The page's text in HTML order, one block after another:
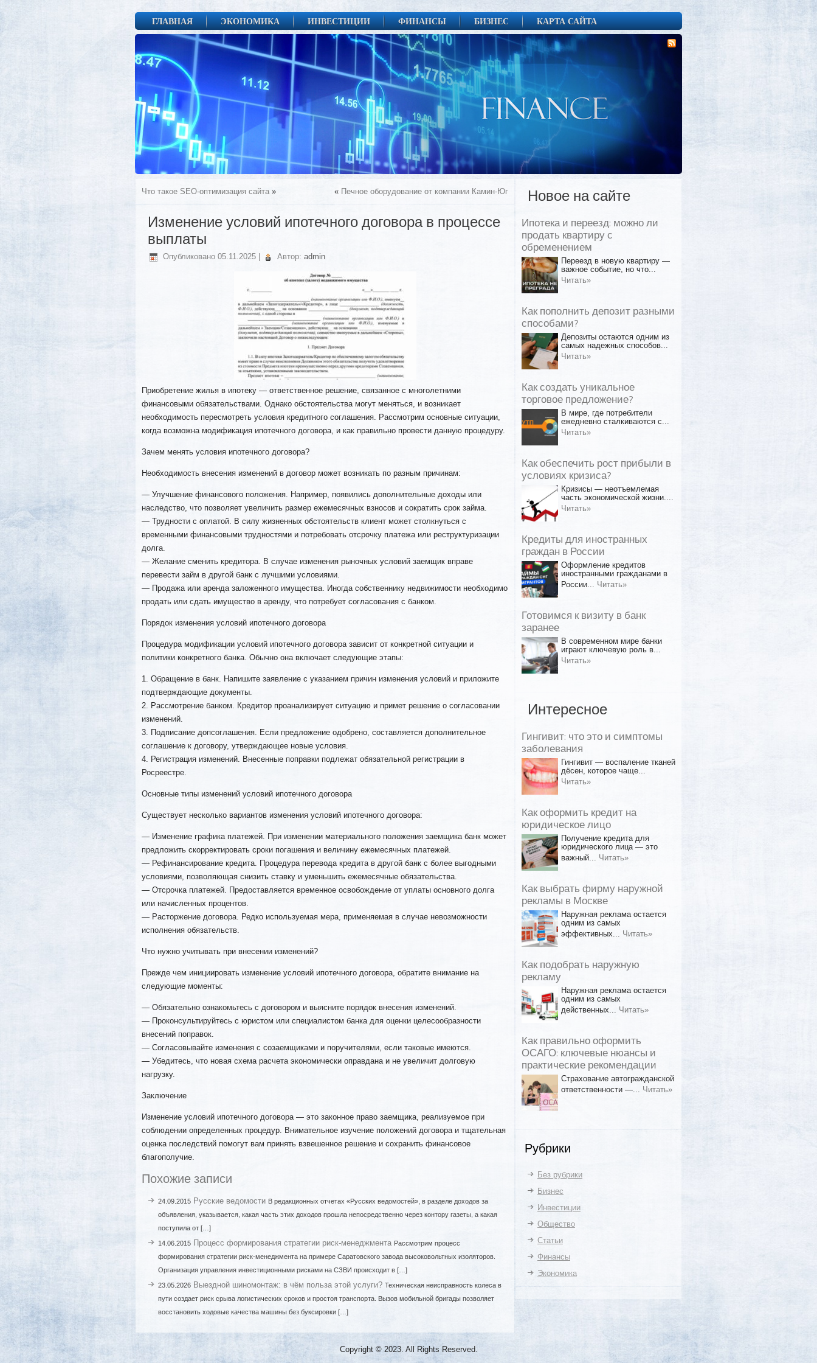
ГЛАВНАЯ ЭКОНОМИКА ИНВЕСТИЦИИ ФИНАНСЫ БИЗНЕС КАРТА САЙТА
Что такое SEO-оптимизация сайта » « Печное оборудование от компании Камин-Юг
Изменение условий ипотечного договора в процессе
выплаты
Опубликовано 05.11.2025 Автор: admin
Приобретение жилья в ипотеку — ответственное решение, связанное с многолетними
финансовыми обязательствами. Однако обстоятельства могут меняться, и возникает
необходимость пересмотреть условия кредитного соглашения. Рассмотрим основные ситуации,
когда возможна модификация ипотечного договора, и как правильно провести данную процедуру.
Зачем менять условия ипотечного договора?
Необходимость внесения изменений в договор может возникать по разным причинам:
— Улучшение финансового положения. Например, появились дополнительные доходы или
наследство, что позволяет увеличить размер ежемесячных взносов и сократить срок займа.
— Трудности с оплатой. В силу жизненных обстоятельств клиент может столкнуться с
временными финансовыми трудностями и потребовать отсрочку платежа или реструктуризации
долга.
— Желание сменить кредитора. В случае изменения рыночных условий заемщик вправе
перевести займ в другой банк с лучшими условиями.
— Продажа или аренда заложенного имущества. Иногда собственнику недвижимости необходимо
продать или сдать имущество в аренду, что потребует согласования с банком.
Порядок изменения условий ипотечного договора
Процедура модификации условий ипотечного договора зависит от конкретной ситуации и
политики конкретного банка. Обычно она включает следующие этапы:
1. Обращение в банк. Напишите заявление с указанием причин изменения условий и приложите
подтверждающие документы.
2. Рассмотрение банком. Кредитор проанализирует ситуацию и примет решение о согласовании
изменений.
3. Подписание допсоглашения. Если предложение одобрено, составляется дополнительное
соглашение к договору, утверждающее новые условия.
4. Регистрация изменений. Внесенные поправки подлежат обязательной регистрации в
Росреестре.
Основные типы изменений условий ипотечного договора
Существует несколько вариантов изменения условий ипотечного договора:
— Изменение графика платежей. При изменении материального положения заемщика банк может
предложить скорректировать сроки погашения и величину ежемесячных платежей.
— Рефинансирование кредита. Процедура перевода кредита в другой банк с более выгодными
условиями, позволяющая снизить ставку и уменьшить ежемесячные обязательства.
— Отсрочка платежей. Предоставляется временное освобождение от уплаты основного долга
или начисленных процентов.
— Расторжение договора. Редко используемая мера, применяемая в случае невозможности
исполнения обязательств.
Что нужно учитывать при внесении изменений?
Прежде чем инициировать изменение условий ипотечного договора, обратите внимание на
следующие моменты:
— Обязательно ознакомьтесь с договором и выясните порядок внесения изменений.
— Проконсультируйтесь с юристом или специалистом банка для оценки целесообразности
внесений поправок.
— Согласовывайте изменения с созаемщиками и поручителями, если таковые имеются.
— Убедитесь, что новая схема расчета экономически оправдана и не увеличит долговую
нагрузку.
Заключение
Изменение условий ипотечного договора — это законное право заемщика, реализуемое при
соблюдении определенных процедур. Внимательное изучение положений договора и тщательная
оценка последствий помогут вам принять взвешенное решение и сохранить финансовое
благополучие.
Похожие записи
24.09.2015 Русские ведомости В редакционных отчетах «Русских ведомостей», в разделе доходов за
объявления, указывается, какая часть этих доходов прошла непосредственно через контору газеты, а какая
поступила от […]
14.06.2015 Процесс формирования стратегии риск-менеджмента Рассмотрим процесс
формирования стратегии риск-менеджмента на примере Саратовского завода высоковольтных изоляторов.
Организация управления инвестиционными рисками на СЗВИ происходит в […]
23.05.2026 Выездной шиномонтаж: в чём польза этой услуги? Техническая неисправность колеса в
пути создает риск срыва логистических сроков и простоя транспорта. Вызов мобильной бригады позволяет
восстановить ходовые качества машины без буксировки […]
Новое на сайте
Ипотека и переезд: можно ли
продать квартиру с
обременением
Переезд в новую квартиру —
важное событие, но что...
Читать»
Как пополнить депозит разными
способами?
Депозиты остаются одним из
самых надежных способов...
Читать»
Как создать уникальное
торговое предложение?
В мире, где потребители
ежедневно сталкиваются с...
Читать»
Как обеспечить рост прибыли в
условиях кризиса?
Кризисы — неотъемлемая
часть экономической жизни....
Читать»
Кредиты для иностранных
граждан в России
Оформление кредитов
иностранными гражданами в
России... Читать»
Готовимся к визиту в банк
заранее
В современном мире банки
играют ключевую роль в...
Читать»
Интересное
Гингивит: что это и симптомы
заболевания
Гингивит — воспаление тканей
дёсен, которое чаще...
Читать»
Как оформить кредит на
юридическое лицо
Получение кредита для
юридического лица — это
важный... Читать»
Как выбрать фирму наружной
рекламы в Москве
Наружная реклама остается
одним из самых
эффективных... Читать»
Как подобрать наружную
рекламу
Наружная реклама остается
одним из самых
действенных... Читать»
Как правильно оформить
ОСАГО: ключевые нюансы и
практические рекомендации
Страхование автогражданской
ответственности —... Читать»
Рубрики
Без рубрики
Бизнес
Инвестиции
Общество
Статьи
Финансы
Экономика
Copyright © 2023. All Rights Reserved.